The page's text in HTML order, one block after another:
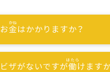
お金はかかりますか？
ビザがないですが働けます